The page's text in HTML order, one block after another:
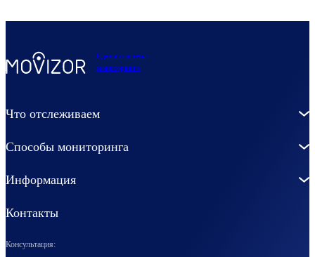
Единая система
мониторинга
Что отслеживаем
Способы мониторинга
Информация
Контакты
Консультация: